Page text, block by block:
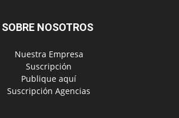
SOBRE NOSOTROS
‎ Nuestra Empresa
‎ Suscripción
‎ Publique aquí
‎ Suscripción Agencias